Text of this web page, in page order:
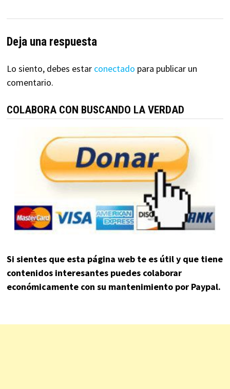
Deja una respuesta
Lo siento, debes estar conectado para publicar un
comentario.
COLABORA CON BUSCANDO LA VERDAD
Si sientes que esta página web te es útil y que tiene
contenidos interesantes puedes colaborar
económicamente con su mantenimiento por Paypal.